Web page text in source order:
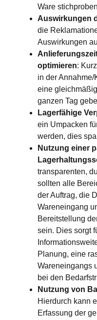
Ware
Auswirkungen
die
Auswirkungen
optimieren:
in der
eine
ganzen Tag
Lagerfähige
ein Umpacken
werden, dies
Nutzung einer
transparenten,
sollten alle
der Auftrag, die
Wareneingang
Bereitstellung
sein. Dies sorgt
Planung, eine
Wareneingangs
bei den
Nutzung von
Hierdurch kann
Erfassung der